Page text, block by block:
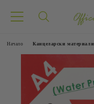
Начало Канцеларски материали